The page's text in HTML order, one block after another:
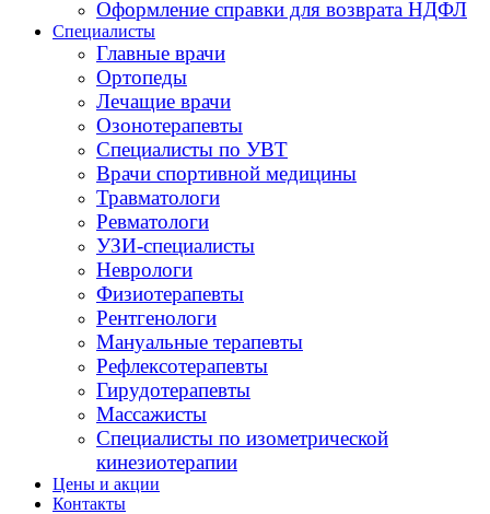
Оформление справки для возврата НДФЛ
Специалисты
Главные врачи
Ортопеды
Лечащие врачи
Озонотерапевты
Специалисты по УВТ
Врачи спортивной медицины
Травматологи
Ревматологи
УЗИ-специалисты
Неврологи
Физиотерапевты
Рентгенологи
Мануальные терапевты
Рефлексотерапевты
Гирудотерапевты
Массажисты
Специалисты по изометрической
кинезиотерапии
Цены и акции
Контакты